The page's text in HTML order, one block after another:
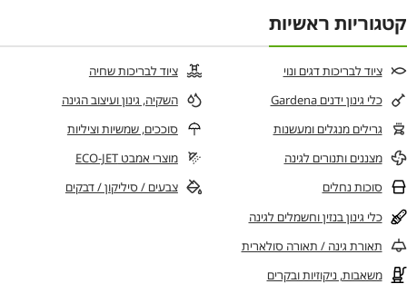
קטגוריות ראשיות
ציוד לבריכות דגים ונוי
כלי גינון ידנים Gardena
גרילים מנגלים ומעשנות
מצננים ותנורים לגינה
סוכות נחלים
ציוד לבריכות שחיה
השקיה, גינון ועיצוב הגינה
סוככים, שמשיות וציליות
מוצרי אמבט ECO-JET
צבעים / סיליקון / דבקים
כלי גינון בנזין וחשמלים לגינה
תאורת גינה / תאורה סולארית
משאבות, ניקוזיות ובקרים